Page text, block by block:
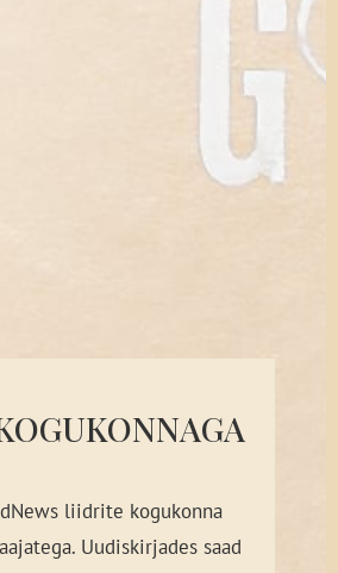
liidrite kogukonna
Uudiskirjades saad